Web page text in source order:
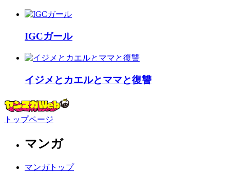
IGCガール
イジメとカエルとママと復讐
トップページ
マンガ
マンガトップ